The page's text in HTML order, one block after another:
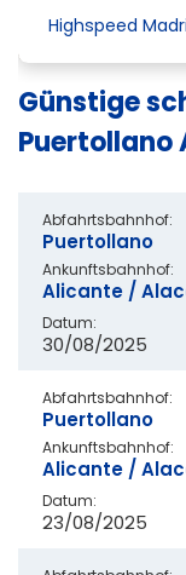
Highspeed
Günstige
Puertollano
Abfahrtsbahnhof:
Puertollano
Ankunftsbahnhof:
Alicante /
Datum:
30/08/2025
Abfahrtsbahnhof:
Puertollano
Ankunftsbahnhof:
Alicante /
Datum:
23/08/2025